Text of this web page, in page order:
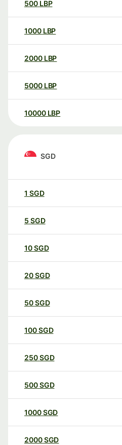
500 LBP
1000 LBP
2000 LBP
5000 LBP
10000 LBP
SGD
1 SGD
5 SGD
10SGD
20SGD
50SGD
100SGD
250SGD
500SGD
1000SGD
2000SGD